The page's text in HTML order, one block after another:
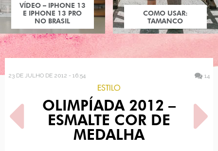
VÍDEO – IPHONE 13
E IPHONE 13 PRO
NO BRASIL
COMO USAR:
TAMANCO
23 DE JULHO DE 2012 - 16:54 14
ESTILO
OLIMPÍADA 2012 –
ESMALTE COR DE
MEDALHA